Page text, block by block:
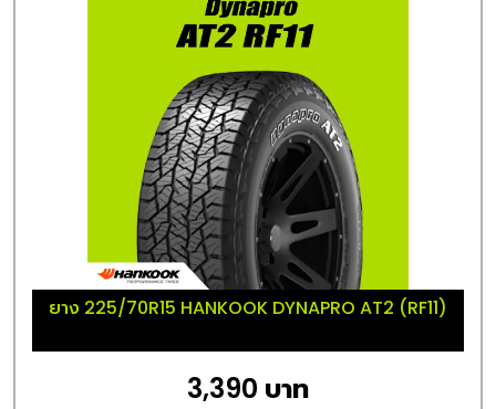
ยาง 225/70R15 HANKOOK DYNAPRO AT2 (RF11)
3,390 บาท